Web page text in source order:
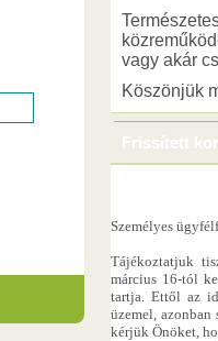
vagy akár
Köszönjük
Frissített
Személyes
Tájékoztatjuk
március 16-tól
tartja. Ettől az
üzemel,
kérjük Önöket,